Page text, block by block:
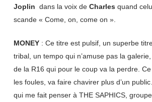
Joplin dans la voix de Charles quand
scande « Come, on, come on ».
MONEY: Ce titre est pulsif, un superbe
tribal, un tempo qui n’amuse pas la
de la R16 qui pour le coup va la perdre.
les foules, va faire chavirer plus d’un
qui me fait penser à THE SAPHICS,